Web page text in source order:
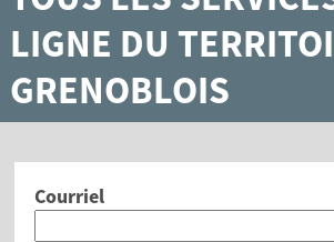
LIGNE DU
GRENOBLOIS
Courriel